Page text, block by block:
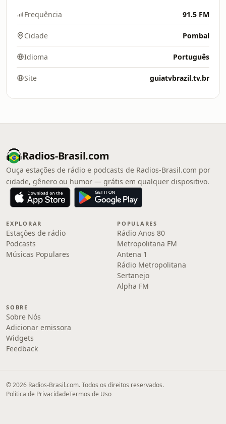
Frequência 91.5 FM
Cidade Pombal
Idioma Português
Site guiatvbrazil.tv.br
Radios-Brasil.com
Ouça estações de rádio e podcasts de Radios-Brasil.com por
cidade, gênero ou humor — grátis em qualquer dispositivo.
EXPLORAR
Estações de rádio
Podcasts
Músicas Populares
POPULARES
Rádio Anos 80
Metropolitana FM
Antena 1
Rádio Metropolitana
Sertanejo
Alpha FM
SOBRE
Sobre Nós
Adicionar emissora
Widgets
Feedback
© 2026 Radios-Brasil.com. Todos os direitos reservados.
Política de PrivacidadeTermos de Uso